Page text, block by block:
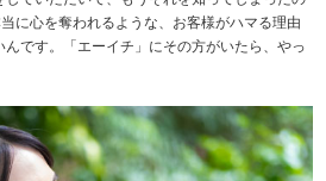
に心を奪われるような、お客様がハマる理由
です。「エーイチ」にその方がいたら、やっ